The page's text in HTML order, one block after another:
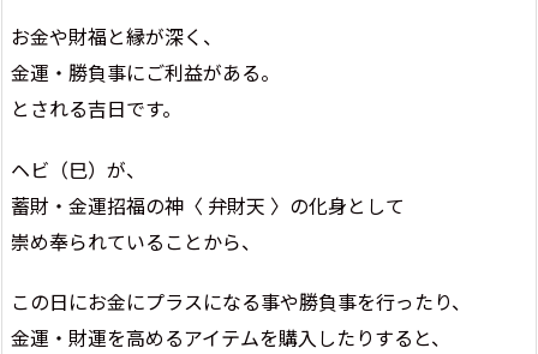
お金や財福と縁が深く、
金運・勝負事にご利益がある。
とされる吉日です。
ヘビ（巳）が、
蓄財・金運招福の神〈 弁財天 〉の化身として
崇め奉られていることから、
この日にお金にプラスになる事や勝負事を行ったり、
金運・財運を高めるアイテムを購入したりすると、